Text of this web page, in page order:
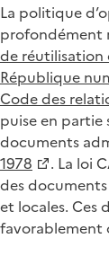
La politique
profondément
de réutilisation
République
Code des
puise en partie
documents
1978
. La loi
des
et locales. Ces
favorablement